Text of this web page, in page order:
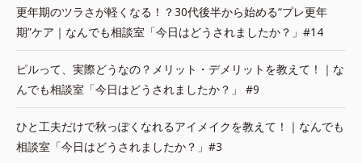
更年期のツラさが軽くなる！？30代後半から始める“プレ更年
期”ケア｜なんでも相談室「今日はどうされましたか？」#14
ピルって、実際どうなの？メリット・デメリットを教えて！｜な
んでも相談室「今日はどうされましたか？」 #9
ひと工夫だけで秋っぽくなれるアイメイクを教えて！｜なんでも
相談室「今日はどうされましたか？」#3